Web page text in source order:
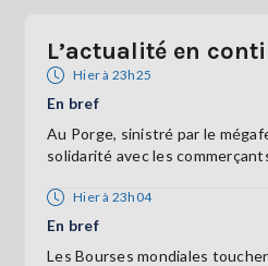
L’actualité en
Hier à 23h25
En bref
Au Porge, sinistré par le
solidarité avec les
Hier à 23h04
En bref
Les Bourses mondiales